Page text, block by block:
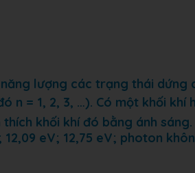
lượng các trạng thái dứng
n = 1, 2, 3, …). Có một khối
khối khí đó bằng ánh
12,09 eV; 12,75 eV; photon